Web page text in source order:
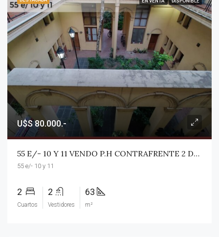
U$S 80.000.-
55 E/- 10 Y 11 VENDO P.H CONTRAFRENTE 2 DORM EN P.ALTA X ESCALERA (63M2). IMPECABLE, LUMINOSO. U$S 80.000.-
55 e/- 10 y 11
2
Cuartos
2
Vestidores
63
m²